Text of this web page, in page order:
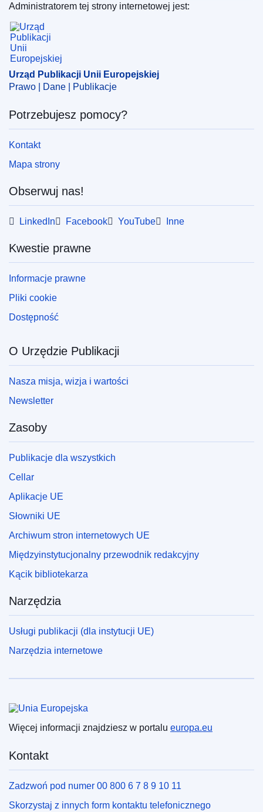
ECLI : ECLI:EU:C:2025:592
Urząd Publikacji Unii Europejskiej
Administratorem tej strony internetowej jest:
Urząd Publikacji Unii Europejskiej
Prawo | Dane | Publikacje
Potrzebujesz pomocy?
Kontakt
Mapa strony
Obserwuj nas!
LinkedIn Facebook YouTube Inne
Kwestie prawne
Informacje prawne
Pliki cookie
Dostępność
O Urzędzie Publikacji
Nasza misja, wizja i wartości
Newsletter
Zasoby
Publikacje dla wszystkich
Cellar
Aplikacje UE
Słowniki UE
Archiwum stron internetowych UE
Międzyinstytucjonalny przewodnik redakcyjny
Kącik bibliotekarza
Narzędzia
Usługi publikacji (dla instytucji UE)
Narzędzia internetowe
Więcej informacji znajdziesz w portalu europa.eu
Kontakt
Zadzwoń pod numer 00 800 6 7 8 9 10 11
Skorzystaj z innych form kontaktu telefonicznego